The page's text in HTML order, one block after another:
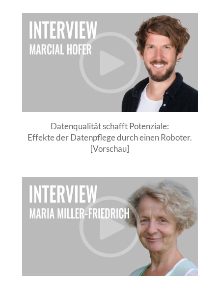
Datenqualität schafft Potenziale:
Effekte der Datenpflege durch einen Roboter.
[Vorschau]